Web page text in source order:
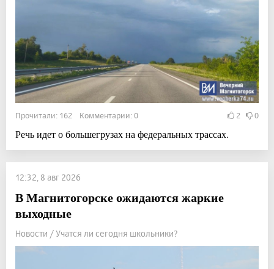
Прочитали: 162 Комментарии: 0 2 0
Речь идет о большегрузах на федеральных трассах.
12:32, 8 авг 2026
В Магнитогорске ожидаются жаркие
выходные
Новости / Учатся ли сегодня школьники?